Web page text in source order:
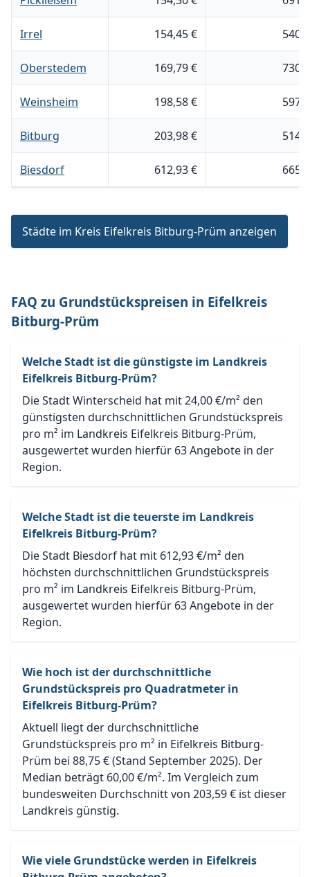
Irrel 154,45 € 540
Oberstedem 169,79 € 730
Weinsheim 198,58 € 597
Bitburg 203,98 € 514
Biesdorf 612,93 € 665
Städte im Kreis Eifelkreis Bitburg-Prüm anzeigen
FAQ zu Grundstückspreisen in Eifelkreis
Bitburg-Prüm
Welche Stadt ist die günstigste im Landkreis
Eifelkreis Bitburg-Prüm?
Die Stadt Winterscheid hat mit 24,00 €/m² den
günstigsten durchschnittlichen Grundstückspreis
pro m² im Landkreis Eifelkreis Bitburg-Prüm,
ausgewertet wurden hierfür 63 Angebote in der
Region.
Welche Stadt ist die teuerste im Landkreis
Eifelkreis Bitburg-Prüm?
Die Stadt Biesdorf hat mit 612,93 €/m² den
höchsten durchschnittlichen Grundstückspreis
pro m² im Landkreis Eifelkreis Bitburg-Prüm,
ausgewertet wurden hierfür 63 Angebote in der
Region.
Wie hoch ist der durchschnittliche
Grundstückspreis pro Quadratmeter in
Eifelkreis Bitburg-Prüm?
Aktuell liegt der durchschnittliche
Grundstückspreis pro m² in Eifelkreis Bitburg-
Prüm bei 88,75 € (Stand September 2025). Der
Median beträgt 60,00 €/m². Im Vergleich zum
bundesweiten Durchschnitt von 203,59 € ist dieser
Landkreis günstig.
Wie viele Grundstücke werden in Eifelkreis